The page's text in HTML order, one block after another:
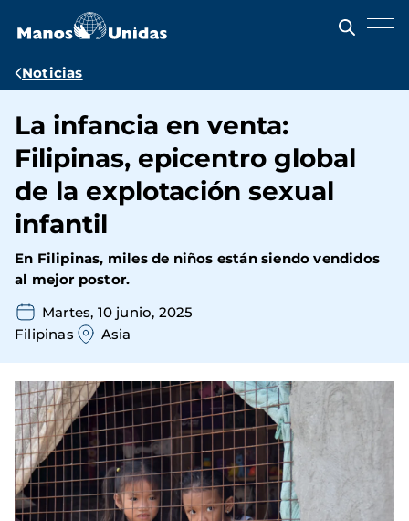
contenido
Ruta
navegación
Noticias
La infancia en venta:
Filipinas, epicentro global
de la explotación sexual
infantil
En Filipinas, miles de niños están siendo vendidos
al mejor postor.
Martes, 10 junio, 2025
Filipinas
Asia